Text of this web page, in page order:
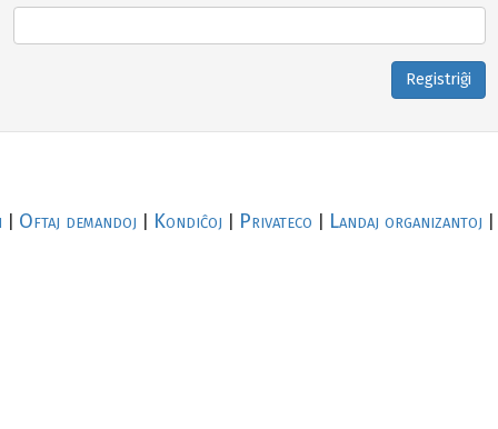
Registriĝi
Oftaj demandoj Kondiĉoj Privateco Landaj organizantoj